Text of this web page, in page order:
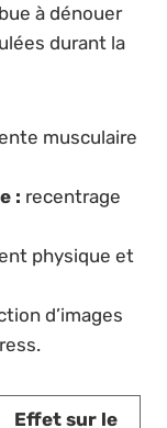
à dénouer
durant la
musculaire
: recentrage
physique et
d’images
Effet sur le